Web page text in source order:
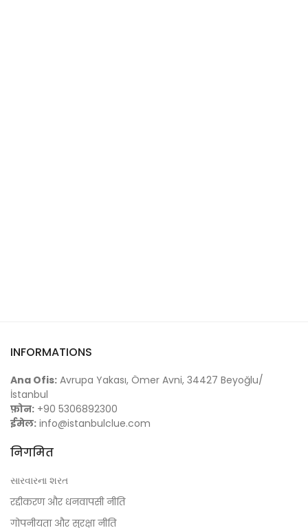
INFORMATIONS
Ana Ofis: Avrupa Yakası, Ömer Avni, 34427 Beyoğlu/
İstanbul
फ़ोन: +90 5306892300
ईमेल: info@istanbulclue.com
निगमित
સારવારના શરત
रद्दीकरण और धनवापसी नीति
गोपनीयता और सुरक्षा नीति